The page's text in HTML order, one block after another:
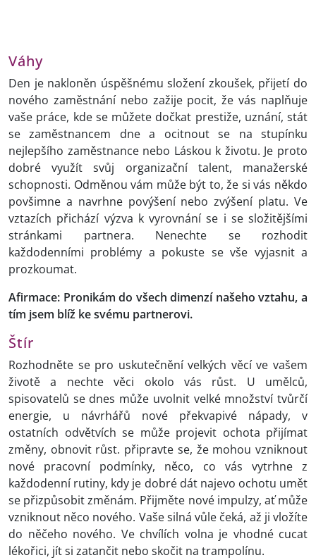
Váhy
Den je nakloněn úspěšnému složení zkoušek, přijetí do
nového zaměstnání nebo zažije pocit, že vás naplňuje
vaše práce, kde se můžete dočkat prestiže, uznání, stát
se zaměstnancem dne a ocitnout se na stupínku
nejlepšího zaměstnance nebo Láskou k životu. Je proto
dobré využít svůj organizační talent, manažerské
schopnosti. Odměnou vám může být to, že si vás někdo
povšimne a navrhne povýšení nebo zvýšení platu. Ve
vztazích přichází výzva k vyrovnání se i se složitějšími
stránkami partnera. Nenechte se rozhodit
každodenními problémy a pokuste se vše vyjasnit a
prozkoumat.
Afirmace: Pronikám do všech dimenzí našeho vztahu, a
tím jsem blíž ke svému partnerovi.
Štír
Rozhodněte se pro uskutečnění velkých věcí ve vašem
životě a nechte věci okolo vás růst. U umělců,
spisovatelů se dnes může uvolnit velké množství tvůrčí
energie, u návrhářů nové překvapivé nápady, v
ostatních odvětvích se může projevit ochota přijímat
změny, obnovit růst. připravte se, že mohou vzniknout
nové pracovní podmínky, něco, co vás vytrhne z
každodenní rutiny, kdy je dobré dát najevo ochotu umět
se přizpůsobit změnám. Přijměte nové impulzy, ať může
vzniknout něco nového. Vaše silná vůle čeká, až ji vložíte
do něčeho nového. Ve chvílích volna je vhodné cucat
lékořici, jít si zatančit nebo skočit na trampolínu.